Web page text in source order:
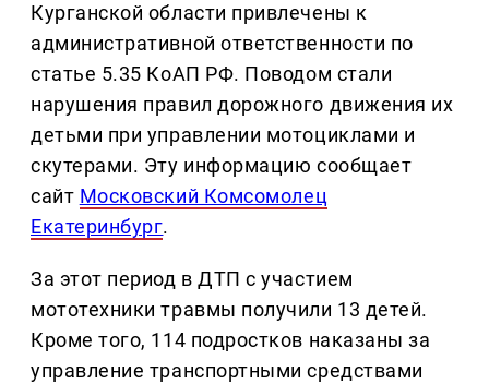
Курганской области привлечены к
административной ответственности по
статье 5.35 КоАП РФ. Поводом стали
нарушения правил дорожного движения их
детьми при управлении мотоциклами и
скутерами. Эту информацию сообщает
сайт Московский Комсомолец
Екатеринбург.
За этот период в ДТП с участием
мототехники травмы получили 13 детей.
Кроме того, 114 подростков наказаны за
управление транспортными средствами